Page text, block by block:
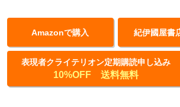
Amazonで購入 紀伊國屋書
表現者クライテリオン定期購読申し込み
10%OFF 送料無料